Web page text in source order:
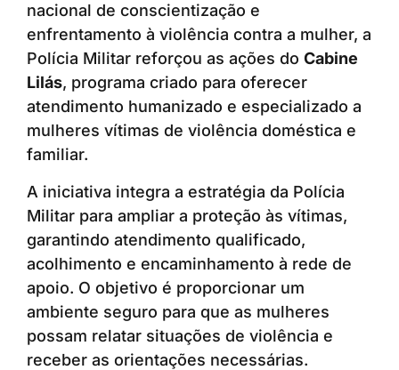
nacional de conscientização e
enfrentamento à violência contra a mulher, a
Polícia Militar reforçou as ações do Cabine
Lilás, programa criado para oferecer
atendimento humanizado e especializado a
mulheres vítimas de violência doméstica e
familiar.
A iniciativa integra a estratégia da Polícia
Militar para ampliar a proteção às vítimas,
garantindo atendimento qualificado,
acolhimento e encaminhamento à rede de
apoio. O objetivo é proporcionar um
ambiente seguro para que as mulheres
possam relatar situações de violência e
receber as orientações necessárias.